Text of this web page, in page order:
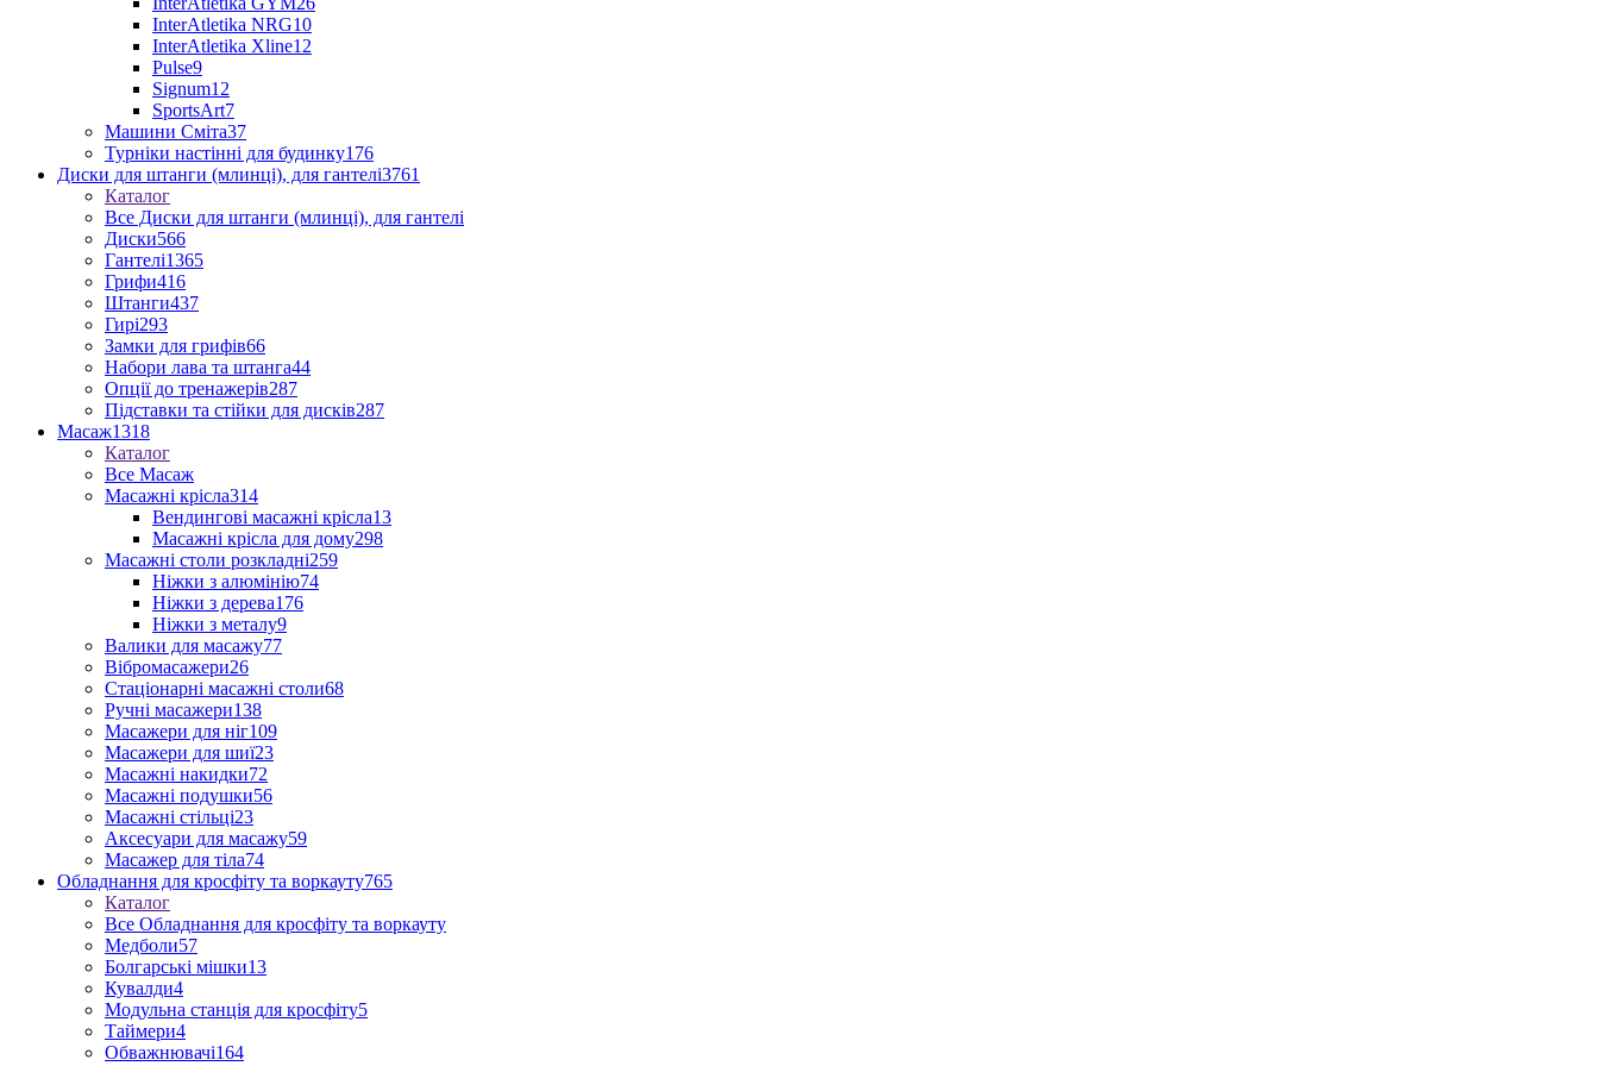
InterAtletika NRG10
InterAtletika Xline12
Pulse9
Signum12
SportsArt7
Машини Сміта37
Турніки настінні для будинку176
Диски для штанги (млинці), для гантелі3761
Каталог
Все Диски для штанги (млинці), для гантелі
Диски566
Гантелі1365
Грифи416
Штанги437
Гирі293
Замки для грифів66
Набори лава та штанга44
Опції до тренажерів287
Підставки та стійки для дисків287
Масаж1318
Каталог
Все Масаж
Масажні крісла314
Вендингові масажні крісла13
Масажні крісла для дому298
Масажні столи розкладні259
Ніжки з алюмінію74
Ніжки з дерева176
Ніжки з металу9
Валики для масажу77
Вібромасажери26
Стаціонарні масажні столи68
Ручні масажери138
Масажери для ніг109
Масажери для шиї23
Масажні накидки72
Масажні подушки56
Масажні стільці23
Аксесуари для масажу59
Масажер для тіла74
Обладнання для кросфіту та воркауту765
Каталог
Все Обладнання для кросфіту та воркауту
Медболи57
Болгарські мішки13
Кувалди4
Модульна станція для кросфіту5
Таймери4
Обважнювачі164